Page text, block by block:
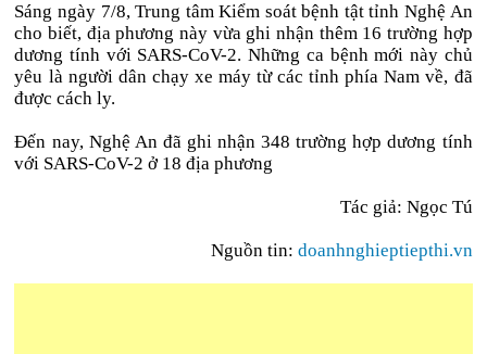
Sáng ngày 7/8, Trung tâm Kiểm soát bệnh tật tỉnh Nghệ An
cho biết, địa phương này vừa ghi nhận thêm 16 trường hợp
dương tính với SARS-CoV-2. Những ca bệnh mới này chủ
yêu là người dân chạy xe máy từ các tỉnh phía Nam về, đã
được cách ly.
Đến nay, Nghệ An đã ghi nhận 348 trường hợp dương tính
với SARS-CoV-2 ở 18 địa phương
Tác giả: Ngọc Tú
Nguồn tin: doanhnghieptiepthi.vn